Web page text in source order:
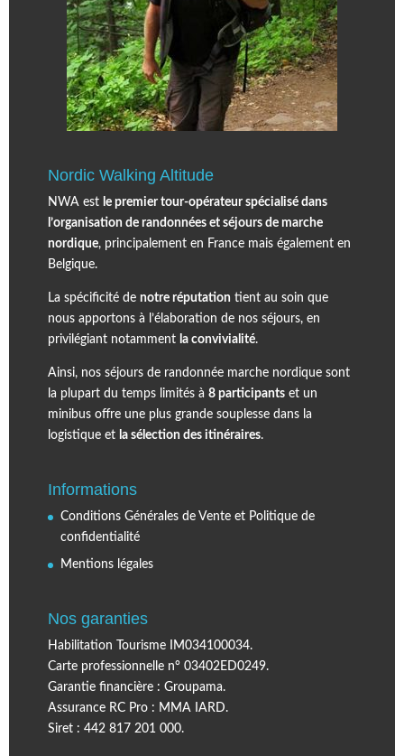
Nordic Walking Altitude
NWA est le premier tour-opérateur spécialisé dans
l’organisation de randonnées et séjours de marche
nordique, principalement en France mais également en
Belgique.
La spécificité de notre réputation tient au soin que
nous apportons à l’élaboration de nos séjours, en
privilégiant notamment la convivialité.
Ainsi, nos séjours de randonnée marche nordique sont
la plupart du temps limités à 8 participantset un
minibus offre une plus grande souplesse dans la
logistique et la sélection des itinéraires.
Informations
Conditions Générales de Vente et Politique de
confidentialité
Mentions légales
Nos garanties
Habilitation Tourisme IM034100034.
Carte professionnelle n° 03402ED0249.
Garantie financière : Groupama.
Assurance RC Pro : MMA IARD.
Siret : 442 817 201 000.